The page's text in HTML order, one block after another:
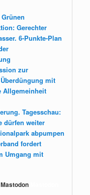
Gerechter
6-Punkte-Plan
zur
mit
Allgemeinheit
Tagesschau:
dürfen weiter
abpumpen
fordert
Umgang mit